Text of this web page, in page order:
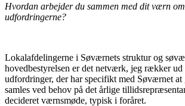
Hvordan arbejder du sammen med dit værn
udfordringerne?
Lokalafdelingerne i Søværnets struktur og
hovedbestyrelsen er det netværk, jeg rækker ud
udfordringer, der har specifikt med Søværnet at
samles ved behov på det årlige
decideret værnsmøde, typisk i foråret.